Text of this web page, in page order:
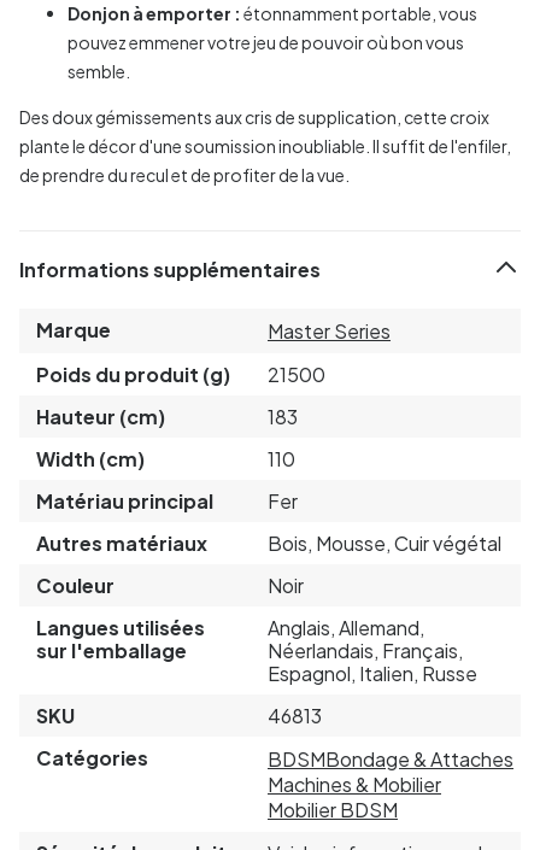
Donjon à emporter : étonnamment portable, vous
pouvez emmener votre jeu de pouvoir où bon vous
semble.
Des doux gémissements aux cris de supplication, cette croix
plante le décor d'une soumission inoubliable. Il suffit de l'enfiler,
de prendre du recul et de profiter de la vue.
Informations supplémentaires
Marque
Master Series
Poids du produit (g)
21500
Hauteur (cm)
183
Width (cm)
110
Matériau principal
Fer
Autres matériaux
Bois, Mousse, Cuir végétal
Couleur
Noir
Langues utilisées
sur l'emballage
Anglais, Allemand,
Néerlandais, Français,
Espagnol, Italien, Russe
SKU
46813
Catégories
BDSMBondage & Attaches
Machines & Mobilier
Mobilier BDSM